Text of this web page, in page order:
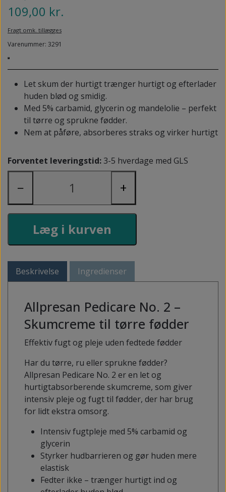
PSORIASIS PÅ FØDDERNE
URO I BENENE/RESTLESS LEGS
VABLER
SKINCAIR
109,00 kr.
Fragt omk. tillægges
Varenummer: 3291
Let skum der hurtigt trænger hurtigt og efterlader
huden blød og smidig.
Med 5% carbamid, glycerin og mandelolie – perfekt
til tørre og sprukne fødder.
Nem at påføre, absorberes straks og virker hurtigt
Forventet leveringstid:3-5 hverdage med GLS
− +
Læg i kurven
Beskrivelse Ingredienser
Allpresan Pedicare No. 2 –
Skumcreme til tørre fødder
Effektiv fugt og pleje uden fedtede fødder
Har du tørre, ru eller sprukne fødder?
Allpresan Pedicare No. 2 er en let og
hurtigtabsorberende skumcreme, som giver
intensiv pleje og fugt til fødder, der har brug
for lidt ekstra omsorg.
Intensiv fugtpleje med 5% carbamid og
glycerin
Styrker hudbarrieren og gør huden mere
elastisk
Fedter ikke – trænger hurtigt ind og